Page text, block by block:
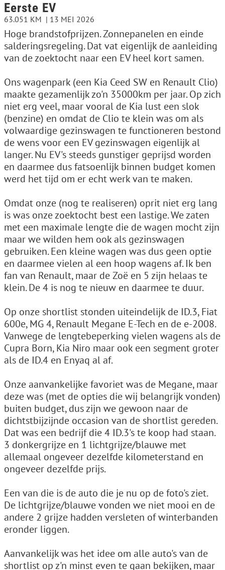
Eerste EV
63.051 KM 13 MEI 2026
Hoge brandstofprijzen. Zonnepanelen en einde
salderingsregeling. Dat vat eigenlijk de aanleiding
van de zoektocht naar een EV heel kort samen.
Ons wagenpark (een Kia Ceed SW en Renault Clio)
maakte gezamenlijk zo'n 35000km per jaar. Op zich
niet erg veel, maar vooral de Kia lust een slok
(benzine) en omdat de Clio te klein was om als
volwaardige gezinswagen te functioneren bestond
de wens voor een EV gezinswagen eigenlijk al
langer. Nu EV's steeds gunstiger geprijsd worden
en daarmee dus fatsoenlijk binnen budget komen
werd het tijd om er echt werk van te maken.
Omdat onze (nog te realiseren) oprit niet erg lang
is was onze zoektocht best een lastige. We zaten
met een maximale lengte die de wagen mocht zijn
maar we wilden hem ook als gezinswagen
gebruiken. Een kleine wagen was dus geen optie
en daarmee vielen al een hoop wagens af. Ik ben
fan van Renault, maar de Zoë en 5 zijn helaas te
klein. De 4 is nog te nieuw en daarmee te duur.
Op onze shortlist stonden uiteindelijk de ID.3, Fiat
600e, MG 4, Renault Megane E-Tech en de e-2008.
Vanwege de lengtebeperking vielen wagens als de
Cupra Born, Kia Niro maar ook een segment groter
als de ID.4 en Enyaq al af.
Onze aanvankelijke favoriet was de Megane, maar
deze was (met de opties die wij belangrijk vonden)
buiten budget, dus zijn we gewoon naar de
dichtstbijzijnde occasion van de shortlist gereden.
Dat was een bedrijf die 4 ID.3's te koop had staan.
3 donkergrijze en 1 lichtgrijze/blauwe met
allemaal ongeveer dezelfde kilometerstand en
ongeveer dezelfde prijs.
Een van die is de auto die je nu op de foto's ziet.
De lichtgrijze/blauwe vonden we niet mooi en de
andere 2 grijze hadden versleten of winterbanden
eronder liggen.
Aanvankelijk was het idee om alle auto's van de
shortlist op z'n minst even te gaan bekijken, maar